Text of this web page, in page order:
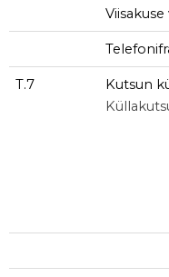
T.7 Kutsun